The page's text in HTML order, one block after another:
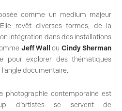
comme un medium majeur
revêt diverses formes, de la
intégration dans des installations
Jeff Wall ou Cindy Sherman
pour explorer des thématiques
documentaire.
photographie contemporaine est
d’artistes se servent de